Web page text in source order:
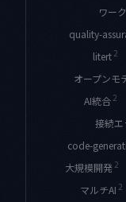
ワー
quality-
litert 2
オープンモ
AI統合 2
接続エ
code-
大規模開発 2
マルチAI 2